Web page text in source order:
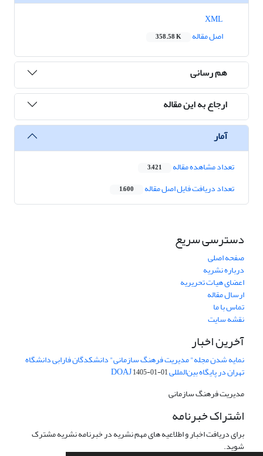
اصل مقاله
358.58 K
هم رسانی
ارجاع به این مقاله
آمار
تعداد مشاهده مقاله 3,421
تعداد دریافت فایل اصل مقاله 1,600
دسترسی سریع
صفحه اصلی
درباره نشریه
اعضای هیات تحریریه
ارسال مقاله
تماس با ما
نقشه سایت
آخرین اخبار
نمایه شدن مجله" مدیریت فرهنگ سازمانی" دانشکدگان فارابی دانشگاه
تهران در پایگاه بین‌المللی DOAJ1405-01-01
مدیریت فرهنگ سازمانی
اشتراک خبرنامه
برای دریافت اخبار و اطلاعیه های مهم نشریه در خبرنامه نشریه مشترک
شوید.